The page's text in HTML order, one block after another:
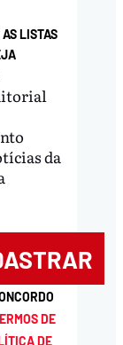
LISTAS
da
DE
DE